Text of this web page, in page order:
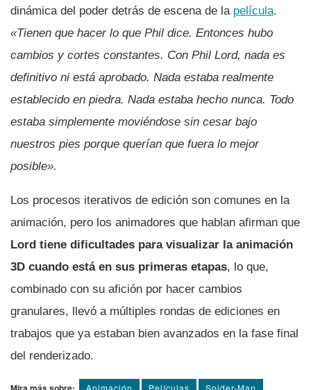
dinámica del poder detrás de escena de la película.
«Tienen que hacer lo que Phil dice. Entonces hubo
cambios y cortes constantes. Con Phil Lord, nada es
definitivo ni está aprobado. Nada estaba realmente
establecido en piedra. Nada estaba hecho nunca. Todo
estaba simplemente moviéndose sin cesar bajo
nuestros pies porque querían que fuera lo mejor
posible».
Los procesos iterativos de edición son comunes en la
animación, pero los animadores que hablan afirman que
Lord tiene dificultades para visualizar la animación
3D cuando está en sus primeras etapas, lo que,
combinado con su afición por hacer cambios
granulares, llevó a múltiples rondas de ediciones en
trabajos que ya estaban bien avanzados en la fase final
del renderizado.
Animación Pelí­culas Spider-Man